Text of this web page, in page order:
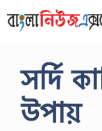
to
সর্দি
উপায়